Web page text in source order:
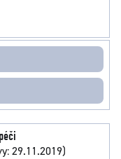
29.11.2019)